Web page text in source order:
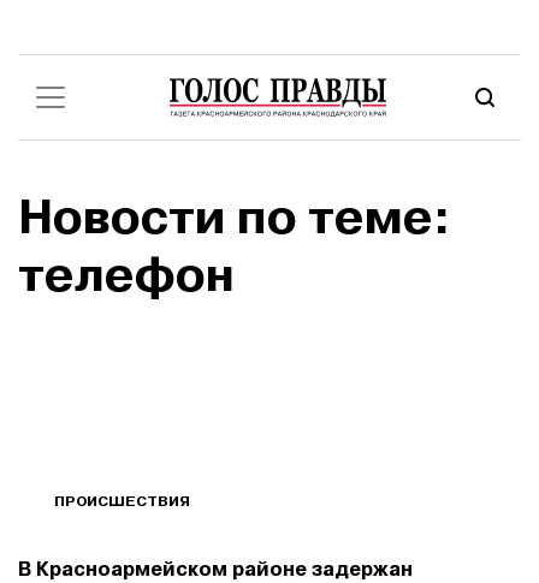
Новости по теме:
телефон
ПРОИСШЕСТВИЯ
В Красноармейском районе задержан